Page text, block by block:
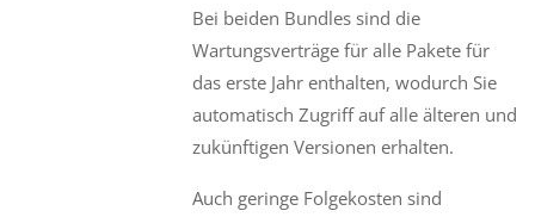
Bei beiden Bundles sind die
Wartungsverträge für alle Pakete für
das erste Jahr enthalten, wodurch Sie
automatisch Zugriff auf alle älteren und
zukünftigen Versionen erhalten.
Auch geringe Folgekosten sind